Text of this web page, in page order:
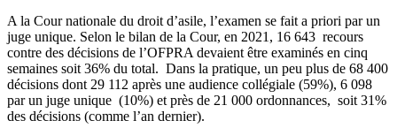
A la Cour nationale du droit d’asile, l’examen se fait a priori par un
juge unique. Selon le bilan de la Cour, en 2021, 16 643 recours
contre des décisions de l’OFPRA devaient être examinés en cinq
semaines soit 36% du total. Dans la pratique, un peu plus de 68 400
décisions dont 29 112 après une audience collégiale (59%), 6 098
par un juge unique (10%) et près de 21 000 ordonnances, soit 31%
des décisions (comme l’an dernier).